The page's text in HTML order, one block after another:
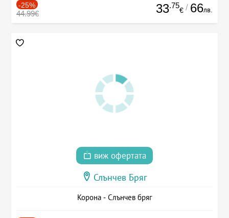
-25%
44.99€ 33.75
€ / 66лв.
виж офертата
Слънчев Бряг
Корона - Слънчев бряг